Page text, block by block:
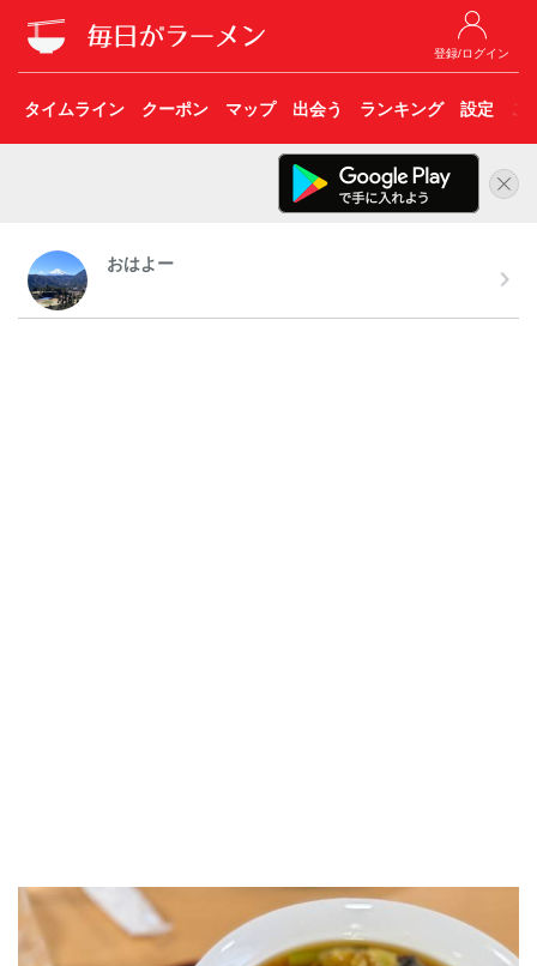
登録/ログイン
タイムライン クーポン マップ 出会う ランキング 設定 こ
おはよー